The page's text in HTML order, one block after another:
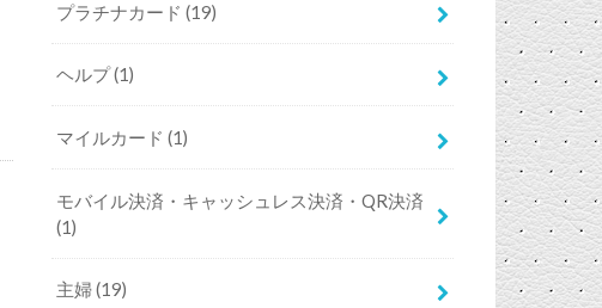
プラチナカード(19)
ヘルプ(1)
マイルカード(1)
モバイル決済・キャッシュレス決済・QR決済
(1)
主婦(19)